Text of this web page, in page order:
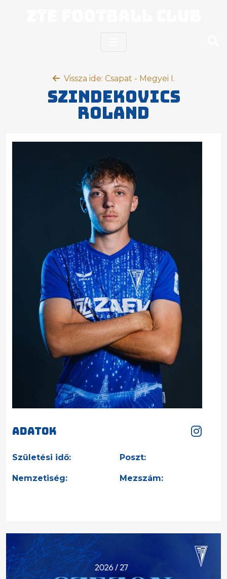
Vissza ide: Csapat - Megyei I.
Szindekovics
Roland
Adatok
Születési idő:
Nemzetiség:
Poszt:
Mezszám: